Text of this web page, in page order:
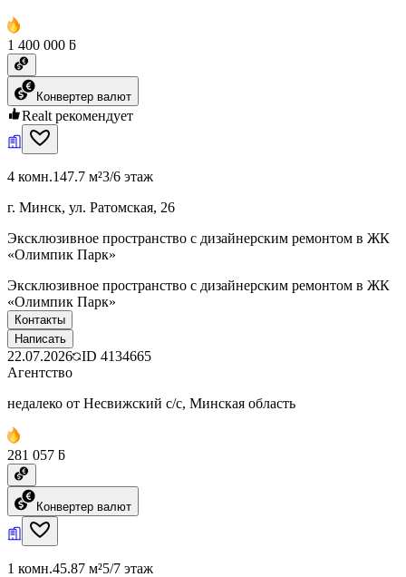
1 400 000 ƃ
Конвертер валют
Realt рекомендует
4 комн.147.7 м²3/6 этаж
г. Минск, ул. Ратомская, 26
Эксклюзивное пространство с дизайнерским ремонтом в ЖК
«Олимпик Парк»
Эксклюзивное пространство с дизайнерским ремонтом в ЖК
«Олимпик Парк»
Контакты
Написать
22.07.2026 ID 4134665
Агентство
недалеко от Несвижский с/с, Минская область
281 057 ƃ
Конвертер валют
1 комн.45.87 м²5/7 этаж